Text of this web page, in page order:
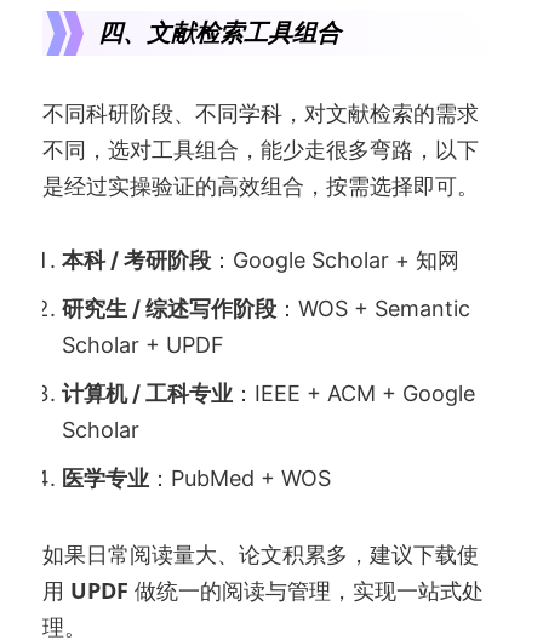
四、文献检索工具组合
不同科研阶段、不同学科，对文献检索的需求
不同，选对工具组合，能少走很多弯路，以下
是经过实操验证的高效组合，按需选择即可。
本科 / 考研阶段 ：Google Scholar + 知网
研究生 / 综述写作阶段 ：WOS + Semantic
Scholar + UPDF
计算机 / 工科专业 ：IEEE + ACM + Google
Scholar
医学专业 ：PubMed + WOS
如果日常阅读量大、论文积累多，建议下载使
用 UPDF 做统一的阅读与管理，实现一站式处
理。